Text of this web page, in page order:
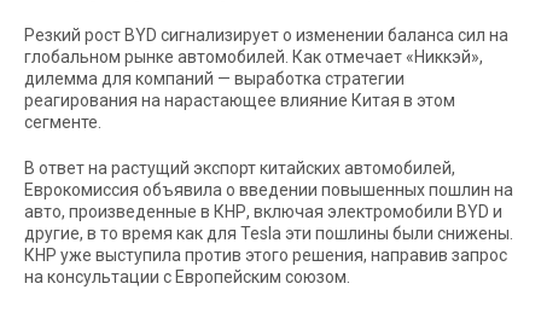
Резкий рост BYD сигнализирует о изменении баланса сил на
глобальном рынке автомобилей. Как отмечает «Никкэй»,
дилемма для компаний — выработка стратегии
реагирования на нарастающее влияние Китая в этом
сегменте.
В ответ на растущий экспорт китайских автомобилей,
Еврокомиссия объявила о введении повышенных пошлин на
авто, произведенные в КНР, включая электромобили BYD и
другие, в то время как для Tesla эти пошлины были снижены.
КНР уже выступила против этого решения, направив запрос
на консультации с Европейским союзом.